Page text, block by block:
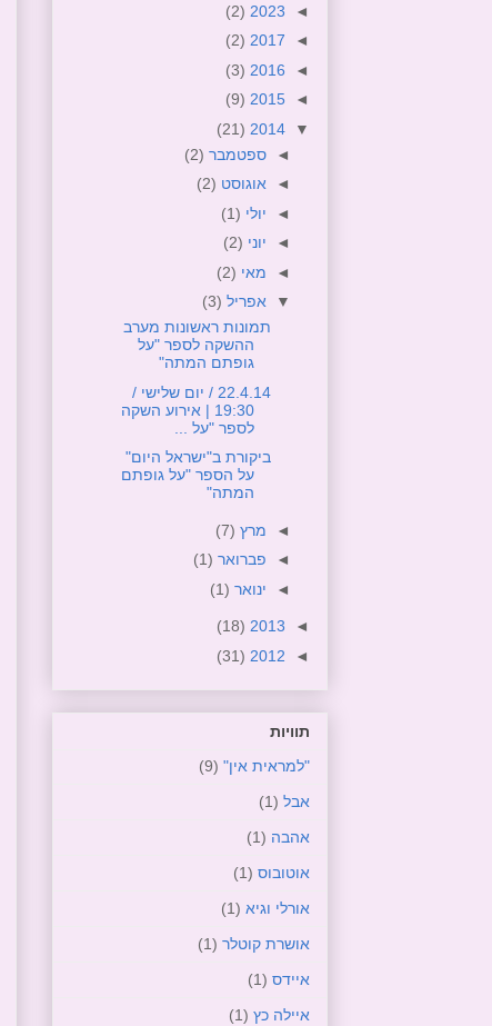
◄
2023
(2)
◄
2017
(2)
◄
2016
(3)
◄
2015
(9)
▼
2014
(21)
◄ ספטמבר (2)
◄ אוגוסט (2)
◄ יולי (1)
◄ יוני (2)
◄ מאי (2)
▼ אפריל (3)
תמונות ראשונות מערב
ההשקה לספר "על
גופתם המתה"
22.4.14 / יום שלישי /
19:30 | אירוע השקה
לספר "על ...
ביקורת ב"ישראל היום"
על הספר "על גופתם
המתה"
◄ מרץ (7)
◄ פברואר (1)
◄ ינואר (1)
◄
2013
(18)
◄
2012
(31)
תוויות
"למראית אין" (9)
אבל (1)
אהבה (1)
אוטובוס (1)
אורלי וגיא (1)
אושרת קוטלר (1)
איידס (1)
איילה כץ (1)